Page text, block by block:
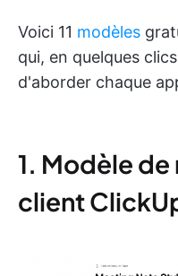
Voici 11 modèles
qui, en quelques
d'aborder chaque
1. Modèle
client